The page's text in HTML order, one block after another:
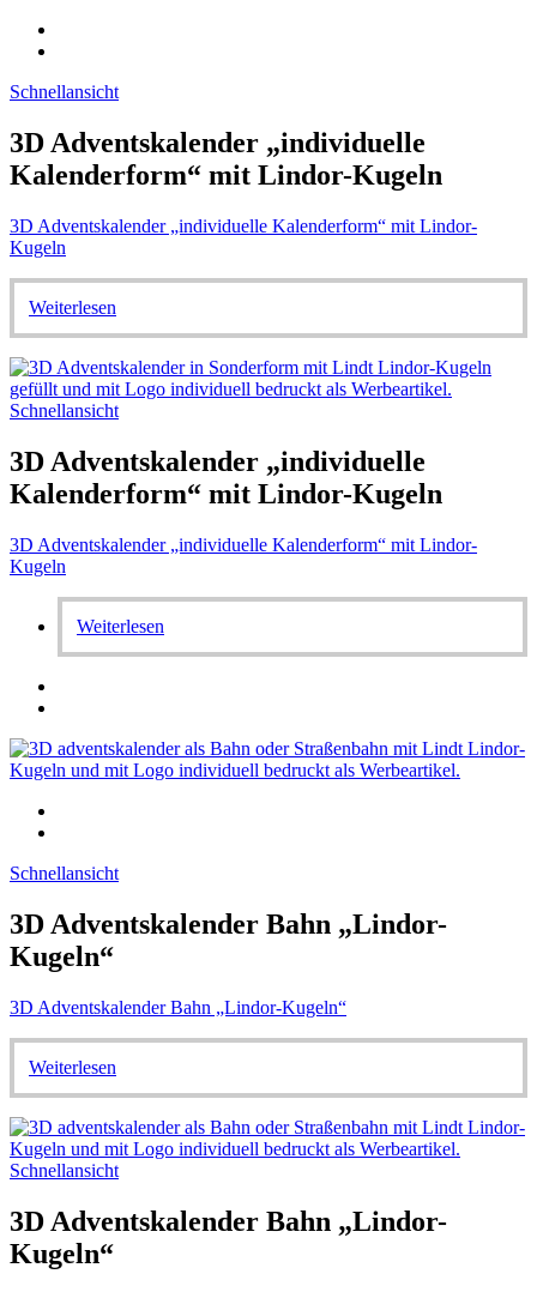
Schnellansicht
3D Adventskalender „individuelle
Kalenderform“ mit Lindor-Kugeln
3D Adventskalender „individuelle Kalenderform“ mit Lindor-
Kugeln
Weiterlesen
Schnellansicht
3D Adventskalender „individuelle
Kalenderform“ mit Lindor-Kugeln
3D Adventskalender „individuelle Kalenderform“ mit Lindor-
Kugeln
Weiterlesen
Schnellansicht
3D Adventskalender Bahn „Lindor-
Kugeln“
3D Adventskalender Bahn „Lindor-Kugeln“
Weiterlesen
Schnellansicht
3D Adventskalender Bahn „Lindor-
Kugeln“